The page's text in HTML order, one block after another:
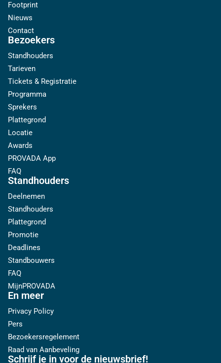
Footprint
Nieuws
Contact
Bezoekers
Standhouders
Tarieven
Tickets & Registratie
Programma
Sprekers
Plattegrond
Locatie
Awards
PROVADA App
FAQ
Standhouders
Deelnemen
Standhouders
Plattegrond
Promotie
Deadlines
Standbouwers
FAQ
MijnPROVADA
En meer
Privacy Policy
Pers
Bezoekersregelement
Raad van Aanbeveling
Schrijf je in voor de nieuwsbrief!